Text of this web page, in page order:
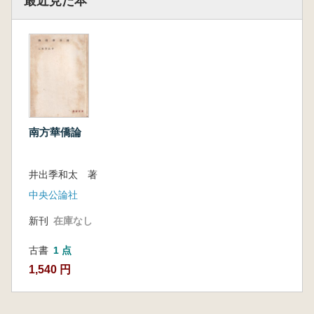
南方華僑論
井出季和太 著
中央公論社
新刊 在庫なし
古書 1 点
1,540 円